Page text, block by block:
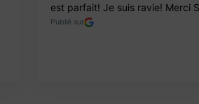
est parfait! Je suis ravie! Merci
Publié sur